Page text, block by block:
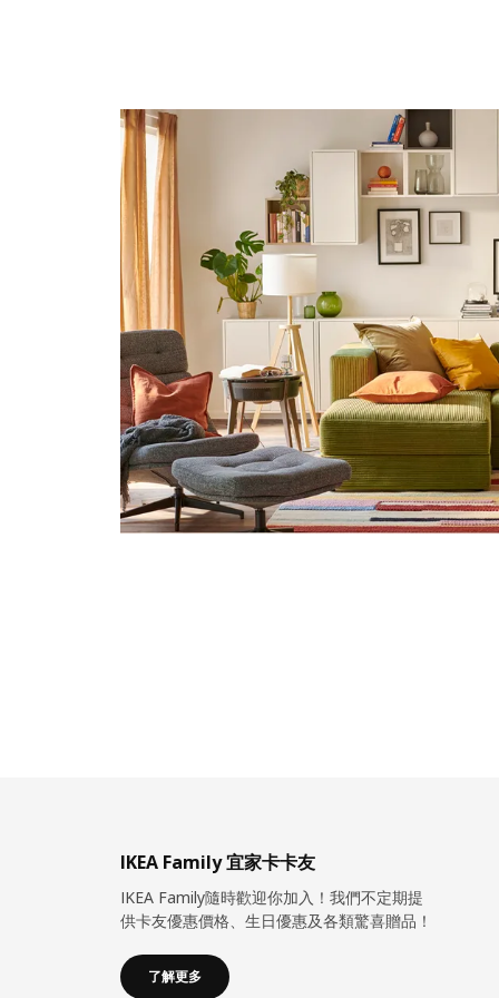
IKEA Family 宜家卡卡友
IKEA Family隨時歡迎你加入！我們不定期提
供卡友優惠價格、生日優惠及各類驚喜贈品！
了解更多